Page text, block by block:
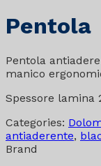
Pentola
Pentola
manico
Spessore lamina
Categories:
antiaderente,
Brand